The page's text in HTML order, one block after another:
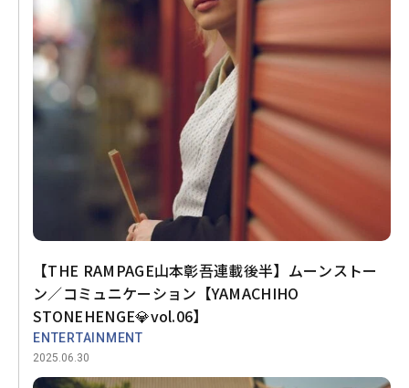
【THE RAMPAGE山本彰吾連載後半】ムーンストー
ン／コミュニケーション【YAMACHIHO
STONEHENGE💎vol.06】
ENTERTAINMENT
2025.06.30